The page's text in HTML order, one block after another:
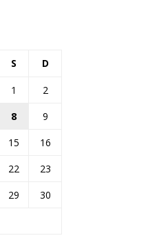
S D
1
2
8
9
15
16
22
23
29
30